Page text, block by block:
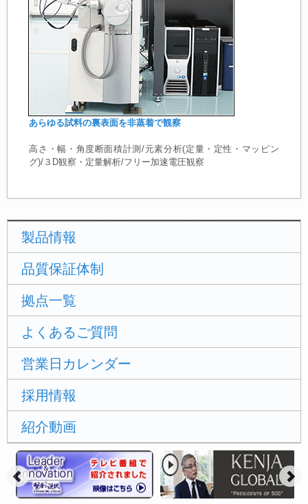
あらゆる試料の裏表面を非蒸着で観察
高さ・幅・角度断面積計測/元素分析(定量・定性・マッピン
グ)/３D観察・定量解析/フリー加速電圧観察
製品情報
品質保証体制
拠点一覧
よくあるご質問
営業日カレンダー
採用情報
紹介動画